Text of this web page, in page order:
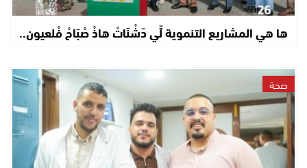
ها هي المشاريع التنموية لِّي دّشْنَاتْ هاذْ صْبَاحْ فْلعيون..
صحة